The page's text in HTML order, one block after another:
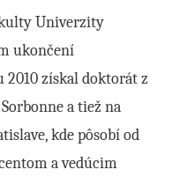
Univerzity
ukončení
získal doktorát z
a tiež na
kde pôsobí od
a vedúcim